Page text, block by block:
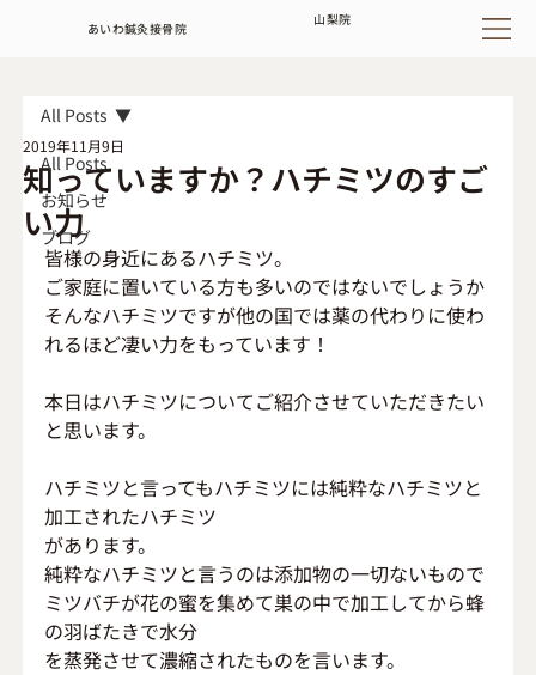
あいわ鍼灸接骨院
山梨院
All Posts
お知らせ
ブログ
All Posts
知っていますか？ハチミツのすご
い力
2019年11月9日
皆様の身近にあるハチミツ。
ご家庭に置いている方も多いのではないでしょうか
そんなハチミツですが他の国では薬の代わりに使わ
れるほど凄い力をもっています！
本日はハチミツについてご紹介させていただきたい
と思います。
ハチミツと言ってもハチミツには純粋なハチミツと
加工されたハチミツ
があります。
純粋なハチミツと言うのは添加物の一切ないもので
ミツバチが花の蜜を集めて巣の中で加工してから蜂
の羽ばたきで水分
を蒸発させて濃縮されたものを言います。